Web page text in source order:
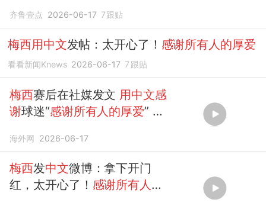
齐鲁壹点 2026-06-17 7跟贴
梅西用中文发帖：太开心了！ 感谢所有人的厚爱
看看新闻Knews 2026-06-17 7 跟贴
梅西赛后在社媒发文 用中文感
谢球迷“感谢所有人的厚爱” #
海外网 2026-06-17
梅西发中文微博：拿下开门
红，太开心了！ 感谢所有人！